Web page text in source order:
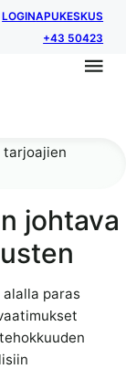
LOGINAPUKESKUS
+43 50423
johtava
tarjoajien
paras